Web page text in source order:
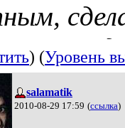
) (Уровень
salamatik
2010-08-29 17:59 (ссылка)